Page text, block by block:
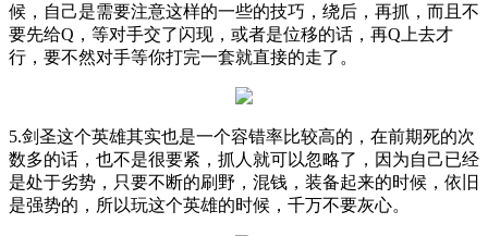
候，自己是需要注意这样的一些的技巧，绕后，再抓，而且不
要先给Q，等对手交了闪现，或者是位移的话，再Q上去才
行，要不然对手等你打完一套就直接的走了。
5.剑圣这个英雄其实也是一个容错率比较高的，在前期死的次
数多的话，也不是很要紧，抓人就可以忽略了，因为自己已经
是处于劣势，只要不断的刷野，混钱，装备起来的时候，依旧
是强势的，所以玩这个英雄的时候，千万不要灰心。